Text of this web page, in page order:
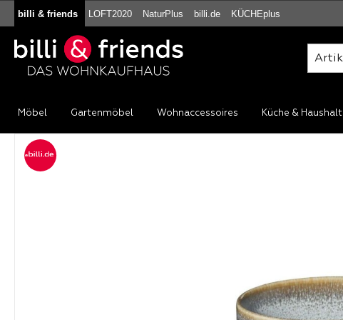
Hauptinhalt springen
Zur Suche springen
Zur Hauptnavigation springen
billi & friends LOFT2020 NaturPlus billi.de KÜCHEplus
Möbel Gartenmöbel Wohnaccessoires Küche & Haushalt
Bildergalerie überspringen